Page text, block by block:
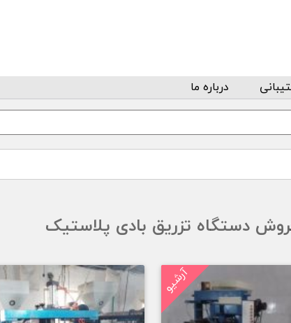
درباره ما
دستگاه تزریق بادی پلاستیک
آرشیو